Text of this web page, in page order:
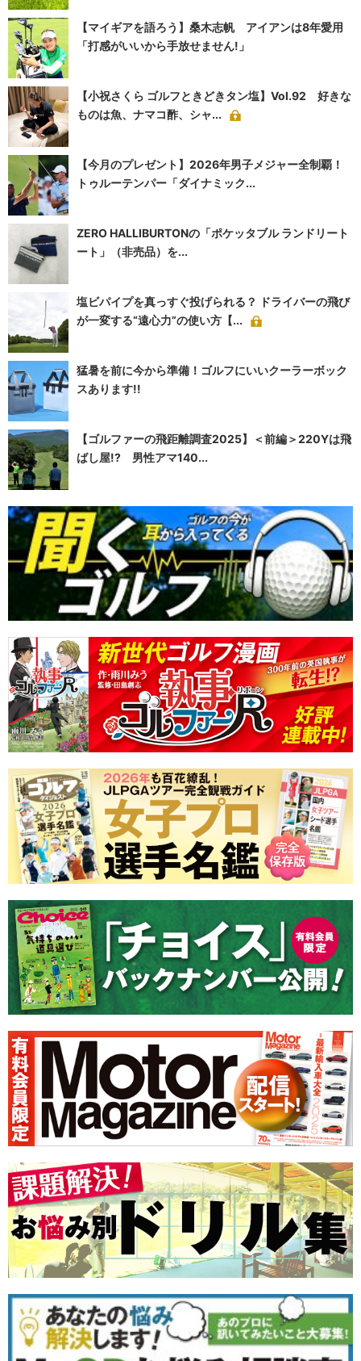
【マイギアを語ろう】桑木志帆 アイアンは8年愛用
「打感がいいから手放せません!」
【小祝さくら ゴルフときどきタン塩】Vol.92 好きな
ものは魚、ナマコ酢、シャ...
【今月のプレゼント】2026年男子メジャー全制覇！
トゥルーテンパー「ダイナミック...
ZERO HALLIBURTONの「ポケッタブル ランドリート
ート」（非売品）を...
塩ビパイプを真っすぐ投げられる？ ドライバーの飛び
が一変する“遠心力”の使い方【...
猛暑を前に今から準備！ゴルフにいいクーラーボック
スあります!!
【ゴルファーの飛距離調査2025】＜前編＞220Yは飛
ばし屋!? 男性アマ140...